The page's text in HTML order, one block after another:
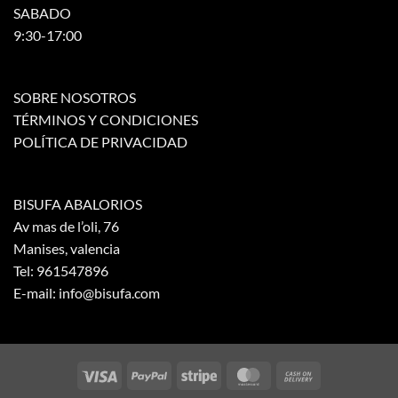
SABADO
9:30-17:00
SOBRE NOSOTROS
TÉRMINOS Y CONDICIONES
POLÍTICA DE PRIVACIDAD
BISUFA ABALORIOS
Av mas de l’oli, 76
Manises, valencia
Tel: 961547896
E-mail: info@bisufa.com
Visa PayPal Stripe MasterCard